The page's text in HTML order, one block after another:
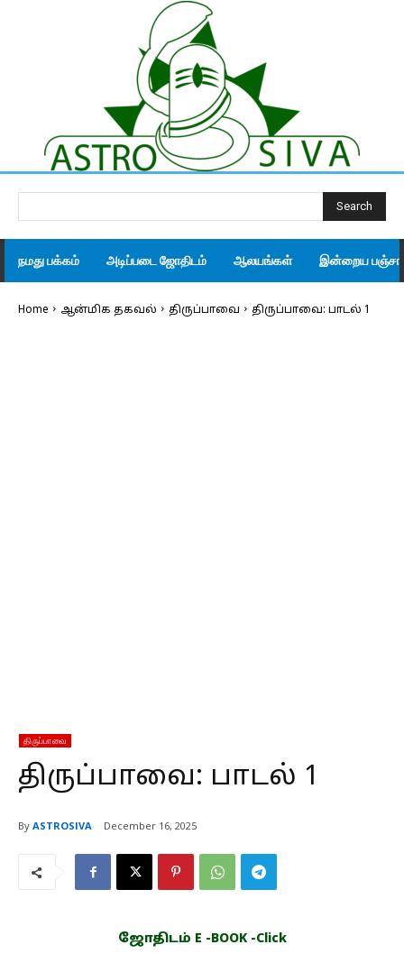
Search
நமது பக்கம் அடிப்படை ஜோதிடம் ஆலயங்கள் இன்றைய
Home ஆன்மிக தகவல் திருப்பாவை திருப்பாவை: பாடல் 1
திருப்பாவை
திருப்பாவை: பாடல் 1
By ASTROSIVA December 16, 2025
ஜோதிடம் E -BOOK -Click